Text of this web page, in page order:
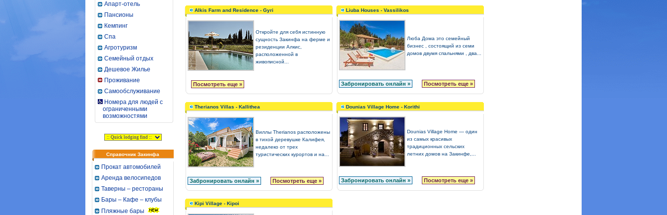
Апарт-отель
Пансионы
Кемпинг
Спа
Агротуризм
Семейный отдых
Дешевое Жилье
Проживание
Самообслуживание
Номера для людей с
ограниченными
возможностями
Справочник Закинфа
Прокат автомобилей
Аренда велосипедов
Таверны – рестораны
Бары – Кафе – клубы
Пляжные бары
Alkis Farm and Residence - Gyri
Откройте для себя истинную
сущность Закинфа на ферме и
резиденции Алкис,
расположенной в
живописной...
Посмотреть еще »
Liuba Houses - Vassilikos
Люба Дома это семейный
бизнес , состоящий из семи
домов двумя спальнями , два...
Забронировать онлайн » Посмотреть еще »
Therianos Villas - Kallithea
Виллы Therianos расположены
в тихой деревушке Калифея,
недалеко от трех
туристических курортов и на...
Забронировать онлайн » Посмотреть еще »
Dounias Village Home - Korithi
Dounias Village Home — один
из самых красивых
традиционных сельских
летних домов на Закинфе,...
Забронировать онлайн » Посмотреть еще »
Kipi Village - Kipoi